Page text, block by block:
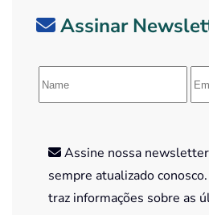
Assinar
Assine nossa
sempre atualizado
traz informações sobre as